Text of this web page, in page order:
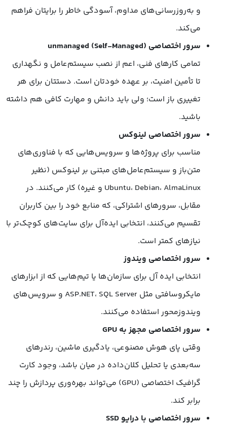
و به‌روزرسانی‌های مداوم، آسودگی خاطر را برایتان فراهم
می‌کند.
سرور اختصاصی unmanaged (Self-Managed)
تمامی کارهای فنی، اعم از نصب سیستم‌عامل و نگهداری
تا تأمین امنیت، بر عهده خودتان است. دستتان برای هر
تغییری باز است؛ ولی باید دانش و مهارت کافی هم داشته
باشید.
سرور اختصاصی لینوکس
مناسب برای پروژه‌ها و سرویس‌هایی که با فناوری‌های
متن‌باز و سیستم‌عامل‌های مبتنی بر لینوکس (نظیر
Ubuntu، Debian، AlmaLinux و غیره) کار می‌کنند. در
مقابل، سرورهای اشتراکی، که منابع خود را بین کاربران
تقسیم می‌کنند، انتخابی ایده‌آل برای سایت‌های کوچک‌تر با
نیازهای کمتر است.
سرور اختصاصی ویندوز
انتخابی ایده آل برای سازمان‌ها یا تیم‌هایی که از ابزارهای
مایکروسافتی مثل ASP.NET، SQL Server و سرویس‌های
ویندوزمحور استفاده می‌کنند.
سرور اختصاصی مجهز به GPU
وقتی پای هوش مصنوعی، یادگیری ماشین، رندرهای
سه‌بعدی یا تحلیل کلان‌داده در میان باشد، وجود کارت
گرافیک اختصاصی (GPU) می‌تواند بهره‌وری پردازش را چند
برابر کند.
سرور اختصاصی با درایو SSD